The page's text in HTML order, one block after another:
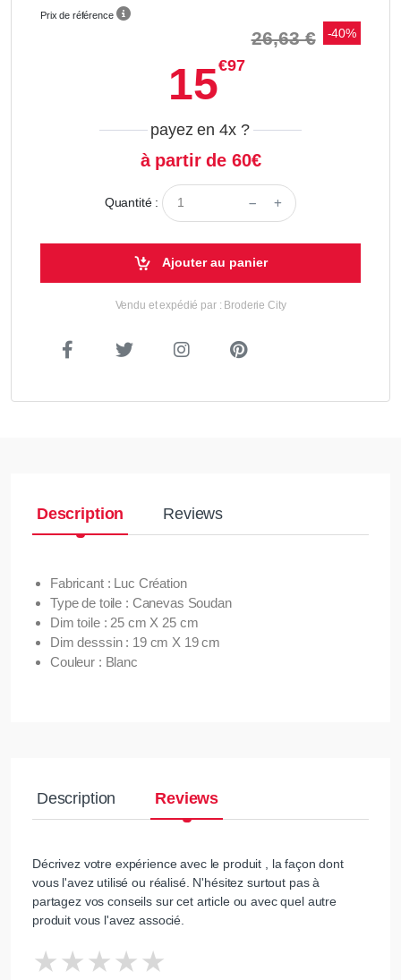
Prix de référence
26,63 € -40%
15€97
payez en 4x ?
à partir de 60€
Quantité :
Ajouter au panier
Vendu et expédié par : Broderie City
Description Reviews
Fabricant : Luc Création
Type de toile : Canevas Soudan
Dim toile : 25 cm X 25 cm
Dim desssin : 19 cm X 19 cm
Couleur : Blanc
Description Reviews
Décrivez votre expérience avec le produit , la façon dont
vous l'avez utilisé ou réalisé. N'hésitez surtout pas à
partagez vos conseils sur cet article ou avec quel autre
produit vous l'avez associé.